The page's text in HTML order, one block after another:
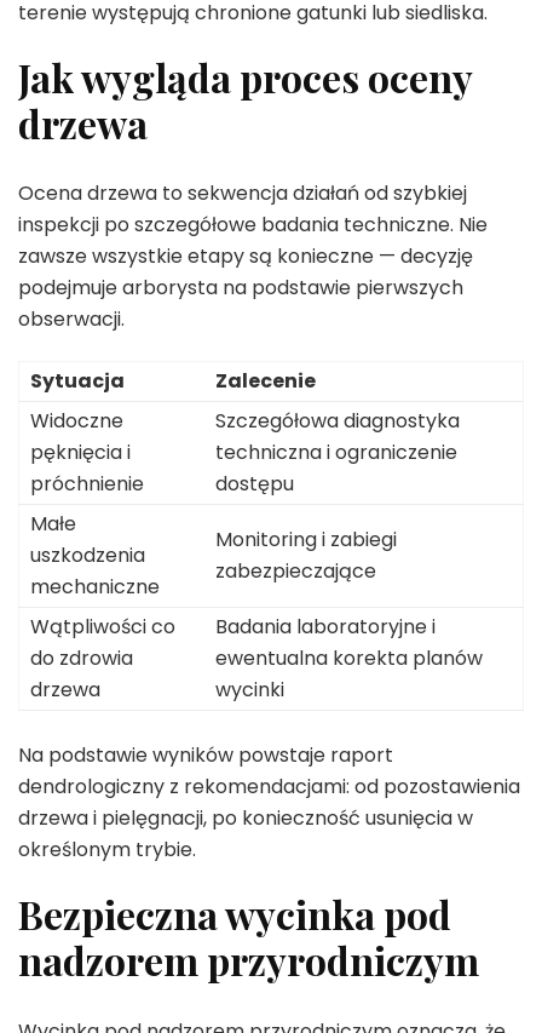
terenie występują chronione gatunki lub siedliska.
Jak wygląda proces oceny
drzewa
Ocena drzewa to sekwencja działań od szybkiej
inspekcji po szczegółowe badania techniczne. Nie
zawsze wszystkie etapy są konieczne — decyzję
podejmuje arborysta na podstawie pierwszych
obserwacji.
Sytuacja
Zalecenie
Widoczne
pęknięcia i
próchnienie
Szczegółowa diagnostyka
techniczna i ograniczenie
dostępu
Małe
uszkodzenia
mechaniczne
Monitoring i zabiegi
zabezpieczające
Wątpliwości co
do zdrowia
drzewa
Badania laboratoryjne i
ewentualna korekta planów
wycinki
Na podstawie wyników powstaje raport
dendrologiczny z rekomendacjami: od pozostawienia
drzewa i pielęgnacji, po konieczność usunięcia w
określonym trybie.
Bezpieczna wycinka pod
nadzorem przyrodniczym